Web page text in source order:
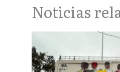
Noticias